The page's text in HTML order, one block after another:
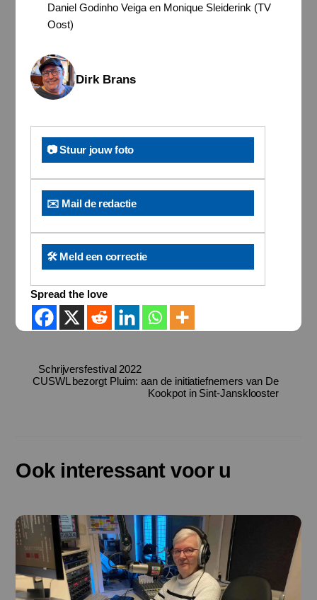
Daniel Godinho Veiga en Monique Sleiderink (TV
Oost)
Dirk Brans
📷 Stuur jouw foto
✉️ Mail de redactie
🛠️ Meld een correctie
Spread the love
Schrijversfestival 2022
CUSWL bezorgt Pluim: aan de initiatiefnemers van De
Kookpot in Sint-Jansklooster
Ook interessant voor u